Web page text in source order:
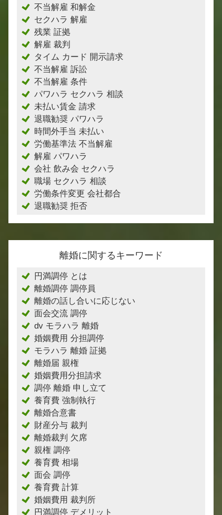
不当解雇 和解金
セクハラ 解雇
残業 証拠
解雇 裁判
タイム カード 開示請求
不当解雇 訴訟
不当解雇 条件
パワハラ セクハラ 相談
未払い賃金 請求
退職勧奨 パワハラ
時間外手当 未払い
労働基準法 不当解雇
解雇 パワハラ
会社 飲み会 セクハラ
職場 セクハラ 相談
労働条件変更 会社都合
退職勧奨 拒否
離婚に関するキーワード
円満調停 とは
離婚調停 調停員
離婚の話し合いに応じない
面会交流 調停
dv モラハラ 離婚
婚姻費用 分担調停
モラハラ 離婚 証拠
離婚届 親権
婚姻費用分担請求
調停 離婚 申し立て
養育費 強制執行
離婚合意書
財産分与 裁判
離婚裁判 欠席
親権 調停
養育費 相場
面会 調停
養育費 計算
婚姻費用 裁判所
円満調停 デメリット